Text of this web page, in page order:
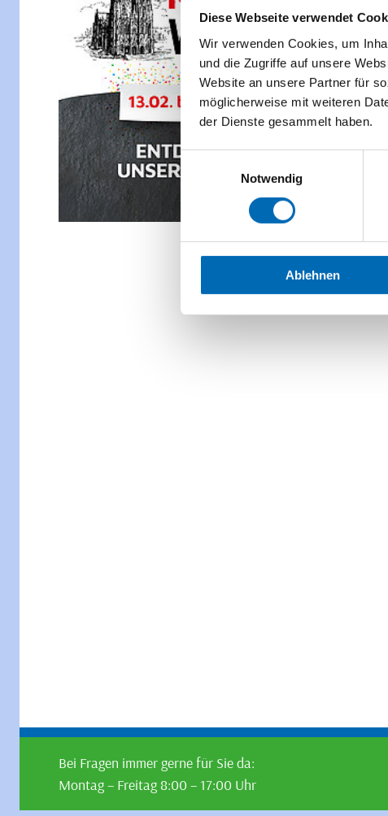
Diese Webseite verwendet
Wir verwenden Cookies, um
und die Zugriffe auf unsere
Website an unsere Partner für
möglicherweise mit weiteren
der Dienste gesammelt haben.
Einwilligungsauswahl
Notwendig
Ablehnen
Bei Fragen immer gerne für Sie da:
Montag – Freitag 8:00 – 17:00 Uhr